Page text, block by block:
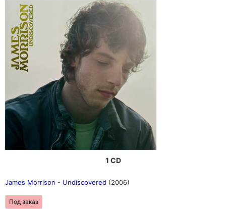
1 CD
James Morrison - Undiscovered (2006)
Под заказ